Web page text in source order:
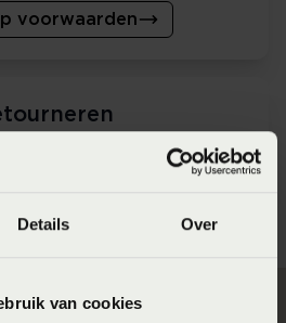
Details Over
van cookies
voorwaarden